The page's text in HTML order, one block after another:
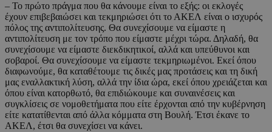
– Το πρώτο πράγμα που θα κάνουμε είναι το εξής: οι εκλογές
έχουν επιβεβαιώσει και τεκμηριώσει ότι το ΑΚΕΛ είναι ο ισχυρός
πόλος της αντιπολίτευσης. Θα συνεχίσουμε να είμαστε η
αντιπολίτευση με τον τρόπο που είμαστε μέχρι τώρα. Δηλαδή, θα
συνεχίσουμε να είμαστε διεκδικητικοί, αλλά και υπεύθυνοι και
σοβαροί. Θα συνεχίσουμε να είμαστε τεκμηριωμένοι. Εκεί όπου
διαφωνούμε, θα καταθέτουμε τις δικές μας προτάσεις και τη δική
μας εναλλακτική λύση, αλλά την ίδια ώρα, εκεί όπου χρειάζεται και
όπου είναι κατορθωτό, θα επιδιώκουμε και συναινέσεις και
συγκλίσεις σε νομοθετήματα που είτε έρχονται από την κυβέρνηση
είτε κατατίθενται από άλλα κόμματα στη Βουλή. Έτσι έκανε το
ΑΚΕΛ, έτσι θα συνεχίσει να κάνει.